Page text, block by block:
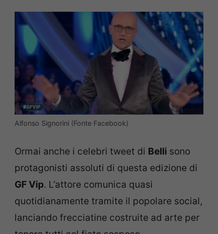
Alfonso Signorini (Fonte Facebook)
Ormai anche i celebri tweet di Belli sono
protagonisti assoluti di questa edizione di
GF Vip. L’attore comunica quasi
quotidianamente tramite il popolare social,
lanciando frecciatine costruite ad arte per